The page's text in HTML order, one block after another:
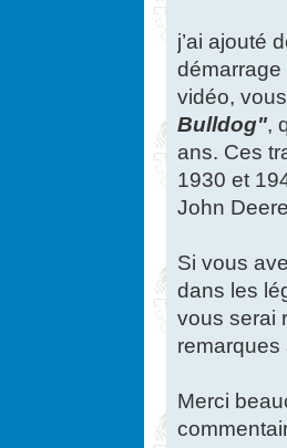
j’ai ajouté
démarrage
vidéo,
Bulldog",
ans. Ces
1930 et
John
Si vous
dans les
vous serai
remarques
Merci